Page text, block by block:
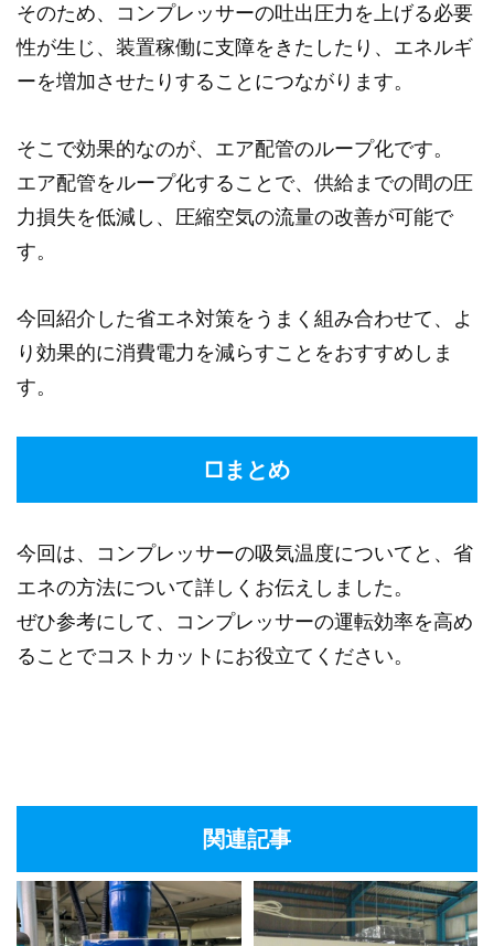
そのため、コンプレッサーの吐出圧力を上げる必要
性が生じ、装置稼働に支障をきたしたり、エネルギ
ーを増加させたりすることにつながります。
そこで効果的なのが、エア配管のループ化です。
エア配管をループ化することで、供給までの間の圧
力損失を低減し、圧縮空気の流量の改善が可能で
す。
今回紹介した省エネ対策をうまく組み合わせて、よ
り効果的に消費電力を減らすことをおすすめしま
す。
□まとめ
今回は、コンプレッサーの吸気温度についてと、省
エネの方法について詳しくお伝えしました。
ぜひ参考にして、コンプレッサーの運転効率を高め
ることでコストカットにお役立てください。
関連記事